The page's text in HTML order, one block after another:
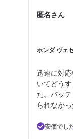
匿名さん
ホンダ ヴェ
迅速に対
いてどう
た。バッ
られなかっ
安価でし